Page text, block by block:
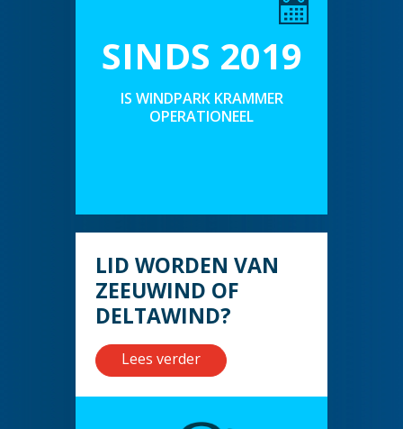
SINDS 2019
IS WINDPARK KRAMMER
OPERATIONEEL
LID WORDEN VAN
ZEEUWIND OF
DELTAWIND?
Lees verder